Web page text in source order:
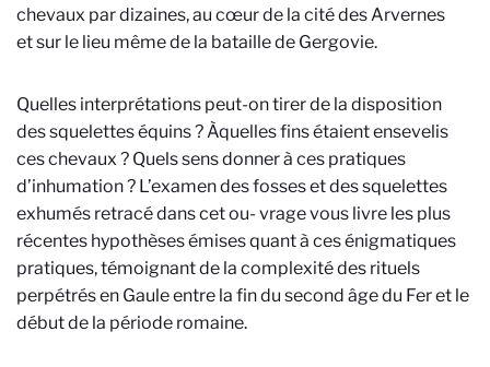
chevaux par dizaines, au cœur de la cité des Arvernes
et sur le lieu même de la bataille de Gergovie.
Quelles interprétations peut-on tirer de la disposition
des squelettes équins ? Àquelles fins étaient ensevelis
ces chevaux ? Quels sens donner à ces pratiques
d’inhumation ? L’examen des fosses et des squelettes
exhumés retracé dans cet ou- vrage vous livre les plus
récentes hypothèses émises quant à ces énigmatiques
pratiques, témoignant de la complexité des rituels
perpétrés en Gaule entre la fin du second âge du Fer et le
début de la période romaine.